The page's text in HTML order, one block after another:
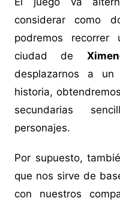
considerar como
podremos
ciudad de
desplazarnos a
historia,
secundarias
personajes.
Por supuesto,
que nos sirve de
con nuestros